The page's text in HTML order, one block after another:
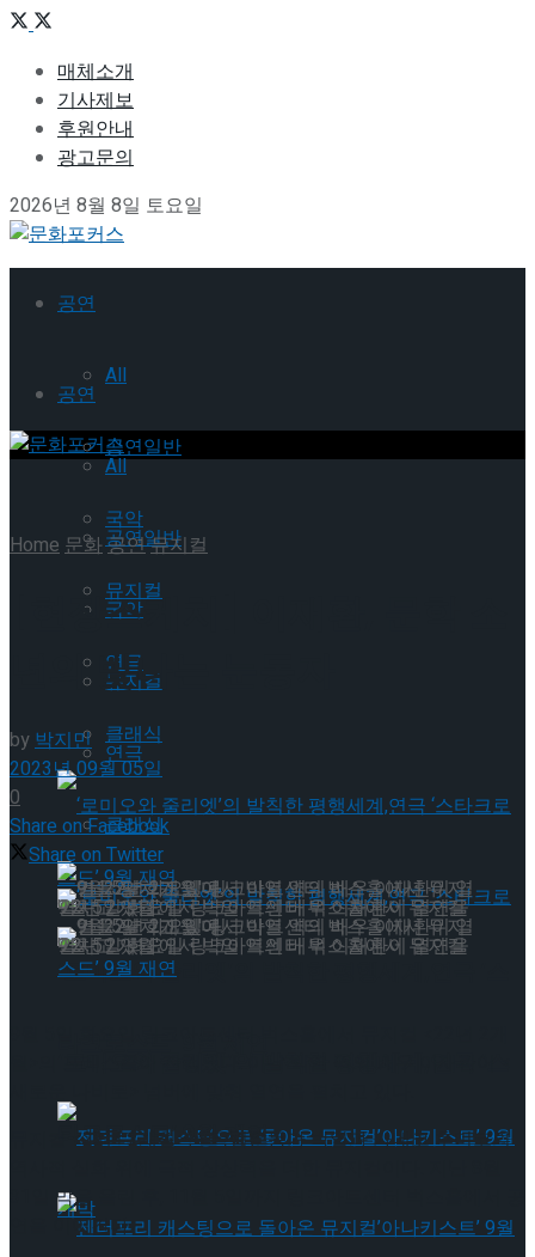
매체소개
기사제보
후원안내
광고문의
2026년 8월 8일 토요일
공연
All
공연일반
국악
뮤지컬
연극
클래식
‘로미오와 줄리엣’의 발칙한 평행세계,연극 ‘스
공연
All
공연일반
국악
뮤지컬
연극
클래식
타크로스드’ 9월 재연
Home문화공연뮤지컬
[현장스케치] 이재환, 문학 소
년의 빛나는 눈동자
by박지민
2023년 09월 05일
0
Share on Facebook
Share on Twitter
9월 5일 화요일 링크아트센터 벅스홀에서 뮤지컬 '22년 2개월'에서 박열 역의 배우 이재환이 열연을 펼치고 있다.
9월 5일 화요일 링크아트센터 벅스홀에서 뮤지컬 '22년 2개월'에서 박열 역의 배우 이재환이 열연을 펼치고 있다.
뮤지컬 <22년 2개월>는 독립운동가 박열과 가네코 후미코의
31일 막을 올린 후, 11월 5일까지 링크아트센터 벅스홀에서 공
연을 이어간다.